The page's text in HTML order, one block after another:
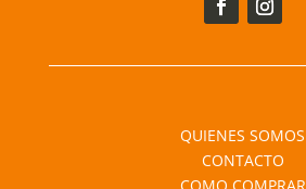
QUIENES SOMOS
CONTACTO